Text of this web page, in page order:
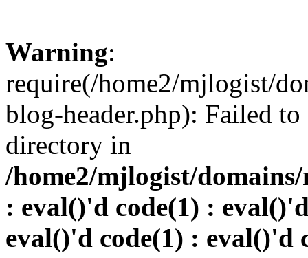
Warning:
require(/home2/mjlogist/
blog-header.php): Failed
directory in
/home2/mjlogist/
: eval()'d code(1) :
eval()'d code(1) : eval()'d